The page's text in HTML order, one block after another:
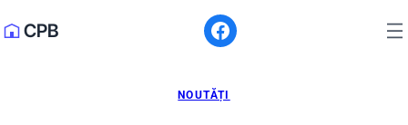
CPB
NOUTĂȚI